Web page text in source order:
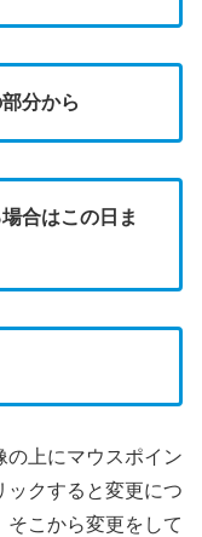
分から
合はこの日ま
の上にマウスポイン
クすると変更につ
そこから変更をして